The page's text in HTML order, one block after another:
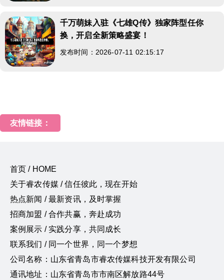
千万萌妹入驻《七雄Q传》独家阵型任你
换，开启全新策略盛宴！
发布时间：2026-07-11 02:15:17
友情链接：
首页 / HOME
关于睿农传媒 / 信任彼此，现在开始
热点新闻 / 最新资讯，及时掌握
招商加盟 / 合作共赢，奔赴成功
案例展示 / 实践分享，共同成长
联系我们 / 同一个世界，同一个梦想
公司名称：山东省青岛市睿农传媒科技开发有限公司
通讯地址：山东省青岛市市南区解放路44号